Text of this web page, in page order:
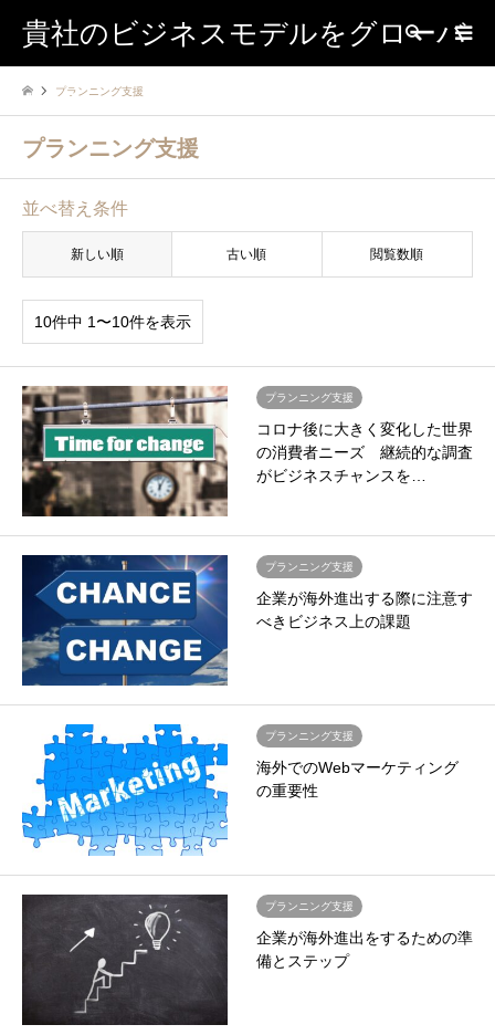
貴社のビジネスモデルをグローバ
ルに
検索
プランニング支援
プランニング支援
並べ替え条件
新しい順 古い順 閲覧数順
10件中 1〜10件を表示
プランニング支援
コロナ後に大きく変化した世界
の消費者ニーズ 継続的な調査
がビジネスチャンスを…
プランニング支援
企業が海外進出する際に注意す
べきビジネス上の課題
プランニング支援
海外でのWebマーケティング
の重要性
プランニング支援
企業が海外進出をするための準
備とステップ